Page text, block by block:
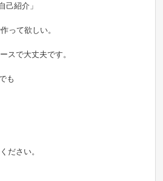
己紹介」
って欲しい。
スで大丈夫です。
も
ださい。